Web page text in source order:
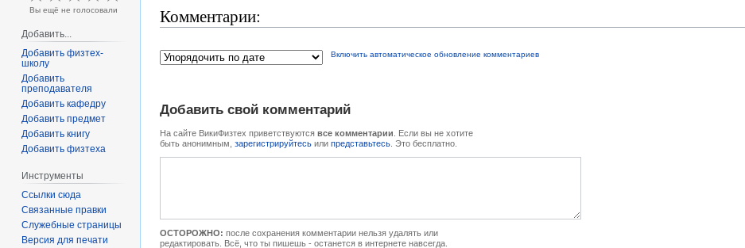
Комментарии:
Включить автоматическое обновление комментариев
Добавить свой комментарий
На сайте ВикиФизтех приветствуются все комментарии . Если вы не хотите
быть анонимным, зарегистрируйтесь или представьтесь . Это бесплатно.
ОСТОРОЖНО: после сохранения комментарии нельзя удалять или
редактировать. Всё, что ты пишешь - останется в интернете навсегда.
Вы ещё не голосовали
Добавить...
Добавить физтех-
школу
Добавить
преподавателя
Добавить кафедру
Добавить предмет
Добавить книгу
Добавить физтеха
Инструменты
Ссылки сюда
Связанные правки
Служебные страницы
Версия для печати